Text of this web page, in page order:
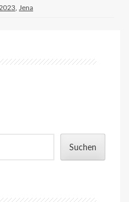
2023 Jena
Suchen